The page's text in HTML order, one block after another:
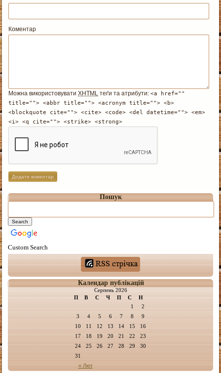
Коментар
Можна використовуватиXHTML теґи та атрибути:<a href=""
title=""> <abbr title=""> <acronym title=""> <b>
<blockquote cite=""> <cite> <code> <del datetime=""> <em>
<i> <q cite=""> <strike> <strong>
Пошук
Custom Search
Календар публікацій
Серпень 2026
П
В С Ч П С Н
« Лют
1
2
3
4 5 6 7 8
9
10
11 12 13 14 15
16
17
18 19 20 21 22
23
24
25 26 27 28 29
30
31